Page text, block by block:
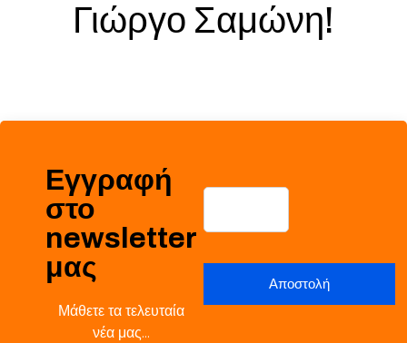
Γιώργο Σαμώνη!
Εγγραφή
στο
newsletter
μας
Μάθετε τα τελευταία
νέα μας…